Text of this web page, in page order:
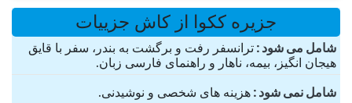
جزیره ککوا از کاش جزییات
شامل می شود ترانسفر رفت و برگشت به بندر، سفر با قایق
هیجان انگیز، بیمه، ناهار و راهنمای فارسی زبان.
شامل نمی شود هزینه های شخصی و نوشیدنی.